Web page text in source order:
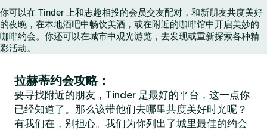
你可以在 Tinder 上和志趣相投的会员交友配对，和新朋友共度美好
的夜晚，在本地酒吧中畅饮美酒，或在附近的咖啡馆中开启美妙的
咖啡约会。你还可以在城市中观光游览，去发现或重新探索各种精
彩活动。
拉赫蒂约会攻略：
要寻找附近的朋友，Tinder 是最好的平台，这一点你
已经知道了。那么该带他们去哪里共度美好时光呢？
有我们在，别担心。我们为你列出了城里最佳的约会